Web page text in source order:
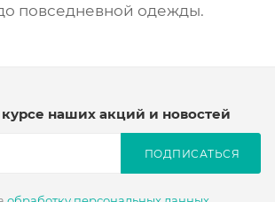
повседневной одежды.
курсе наших акций и новостей
ПОДПИСАТЬСЯ